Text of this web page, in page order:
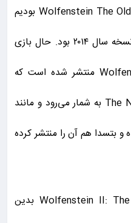
سال بعد هم شاهد بازی Wolfenstein The Old Blood بودیم
که از نظر داستانی، پیش درآمد نسخه سال ۲۰۱۴ بود. حال بازی
Wolfenstein II The New Colossus منتشر شده است که
دنباله داستانی نسخه The New Order به شمار می‌رود و مانند
بتسدا هم آن را منتشر کرده
داستان بازی Wolfenstein II: The New Colossus بدین